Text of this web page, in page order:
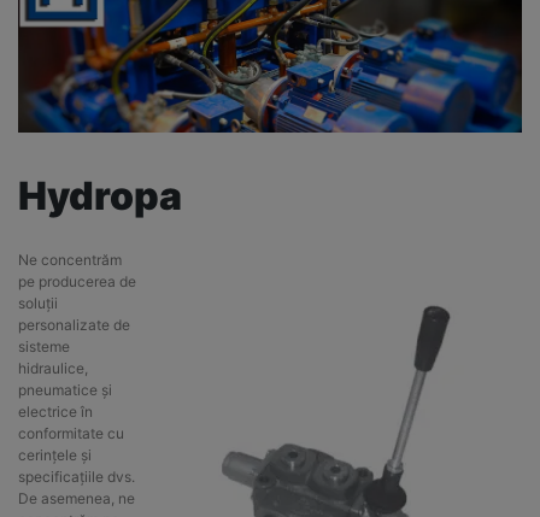
Hydropa
Ne concentrăm
pe producerea de
soluții
personalizate de
sisteme
hidraulice,
pneumatice și
electrice în
conformitate cu
cerințele și
specificațiile dvs.
De asemenea, ne